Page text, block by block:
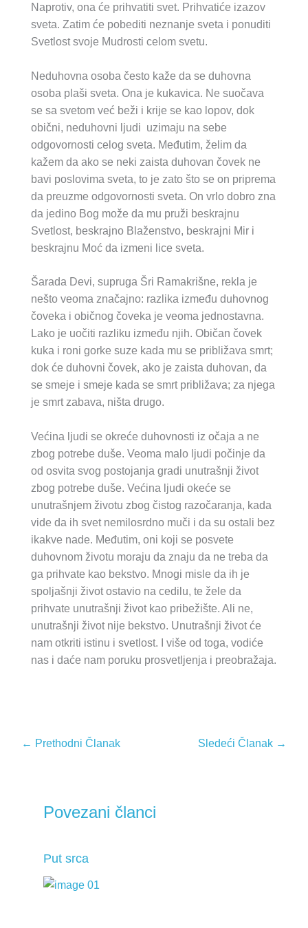
Naprotiv, ona će prihvatiti svet. Prihvatiće izazov
sveta. Zatim će pobediti neznanje sveta i ponuditi
Svetlost svoje Mudrosti celom svetu.
Neduhovna osoba često kaže da se duhovna
osoba plaši sveta. Ona je kukavica. Ne suočava
se sa svetom već beži i krije se kao lopov, dok
obični, neduhovni ljudi uzimaju na sebe
odgovornosti celog sveta. Međutim, želim da
kažem da ako se neki zaista duhovan čovek ne
bavi poslovima sveta, to je zato što se on priprema
da preuzme odgovornosti sveta. On vrlo dobro zna
da jedino Bog može da mu pruži beskrajnu
Svetlost, beskrajno Blaženstvo, beskrajni Mir i
beskrajnu Moć da izmeni lice sveta.
Šarada Devi, supruga Šri Ramakrišne, rekla je
nešto veoma značajno: razlika između duhovnog
čoveka i običnog čoveka je veoma jednostavna.
Lako je uočiti razliku između njih. Običan čovek
kuka i roni gorke suze kada mu se približava smrt;
dok će duhovni čovek, ako je zaista duhovan, da
se smeje i smeje kada se smrt približava; za njega
je smrt zabava, ništa drugo.
Većina ljudi se okreće duhovnosti iz očaja a ne
zbog potrebe duše. Veoma malo ljudi počinje da
od osvita svog postojanja gradi unutrašnji život
zbog potrebe duše. Većina ljudi okeće se
unutrašnjem životu zbog čistog razočaranja, kada
vide da ih svet nemilosrdno muči i da su ostali bez
ikakve nade. Međutim, oni koji se posvete
duhovnom životu moraju da znaju da ne treba da
ga prihvate kao bekstvo. Mnogi misle da ih je
spoljašnji život ostavio na cedilu, te žele da
prihvate unutrašnji život kao pribežište. Ali ne,
unutrašnji život nije bekstvo. Unutrašnji život će
nam otkriti istinu i svetlost. I više od toga, vodiće
nas i daće nam poruku prosvetljenja i preobražaja.
← Prethodni Članak Sledeći Članak →
Povezani članci
Put srca